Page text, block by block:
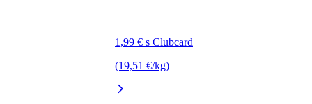
1,99 € s Clubcard
(19,51 €/kg)